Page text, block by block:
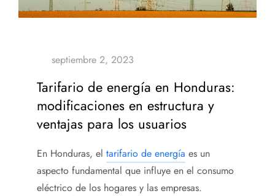
Tarifario de energía en Honduras:
modificaciones en estructura y
ventajas para los usuarios
En Honduras, el tarifario de energía es un
aspecto fundamental que influye en el consumo
eléctrico de los hogares y las empresas.